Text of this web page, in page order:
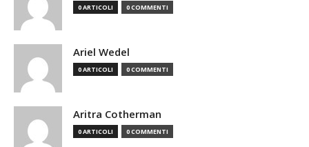
0 ARTICOLI 0 COMMENTI
Ariel Wedel
0 ARTICOLI 0 COMMENTI
Aritra Cotherman
0 ARTICOLI 0 COMMENTI